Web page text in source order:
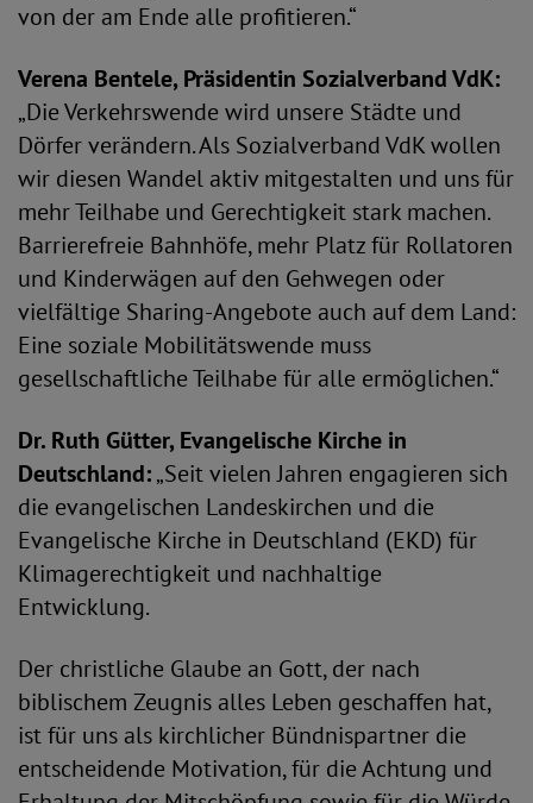
von der am Ende alle profitieren.“
Verena Bentele, Präsidentin Sozialverband VdK:
„Die Verkehrswende wird unsere Städte und
Dörfer verändern. Als Sozialverband VdK wollen
wir diesen Wandel aktiv mitgestalten und uns für
mehr Teilhabe und Gerechtigkeit stark machen.
Barrierefreie Bahnhöfe, mehr Platz für Rollatoren
und Kinderwägen auf den Gehwegen oder
vielfältige Sharing-Angebote auch auf dem Land:
Eine soziale Mobilitätswende muss
gesellschaftliche Teilhabe für alle ermöglichen.“
Dr. Ruth Gütter, Evangelische Kirche in
Deutschland:„Seit vielen Jahren engagieren sich
die evangelischen Landeskirchen und die
Evangelische Kirche in Deutschland (EKD) für
Klimagerechtigkeit und nachhaltige
Entwicklung.
Der christliche Glaube an Gott, der nach
biblischem Zeugnis alles Leben geschaffen hat,
ist für uns als kirchlicher Bündnispartner die
entscheidende Motivation, für die Achtung und